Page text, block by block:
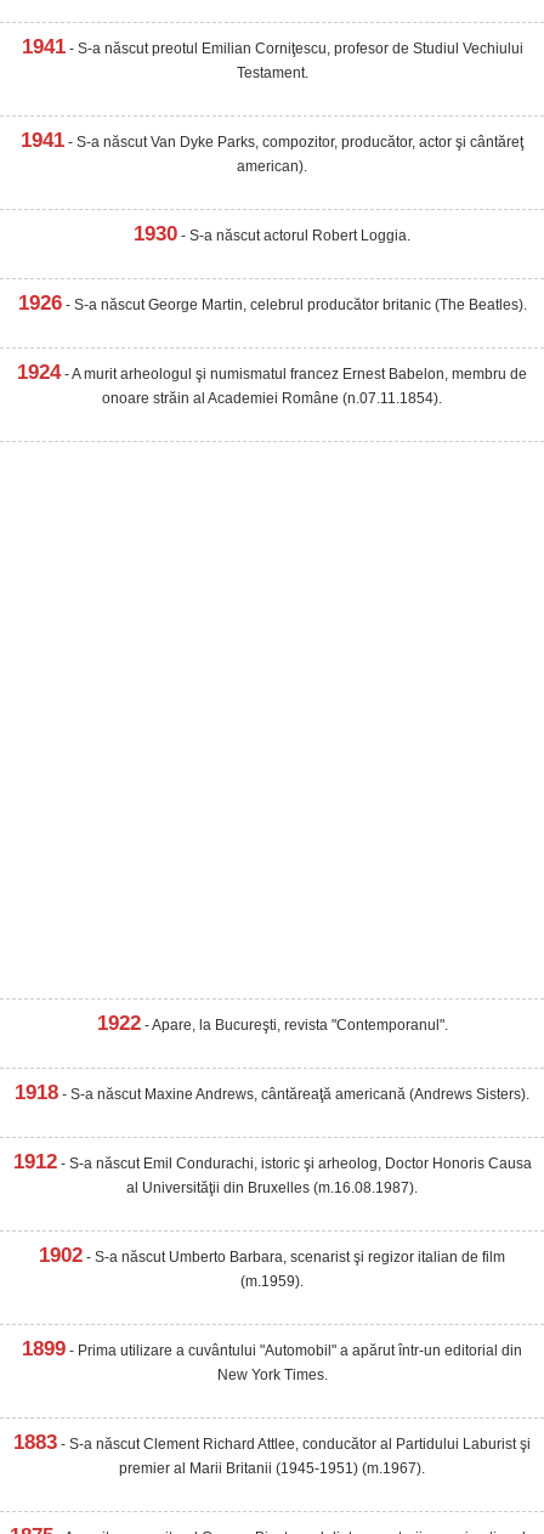
1941- S-a născut preotul Emilian Corniţescu, profesor de Studiul Vechiului
Testament.
1941 - S-a născut Van Dyke Parks, compozitor, producător, actor şi cântăreţ
american).
1930 - S-a născut actorul Robert Loggia.
1926- S-a născut George Martin, celebrul producător britanic (The Beatles).
1924- A murit arheologul şi numismatul francez Ernest Babelon, membru de
onoare străin al Academiei Române (n.07.11.1854).
1922- Apare, la Bucureşti, revista "Contemporanul".
1918 - S-a născut Maxine Andrews, cântăreaţă americană (Andrews Sisters).
1912- S-a născut Emil Condurachi, istoric şi arheolog, Doctor Honoris Causa
al Universităţii din Bruxelles (m.16.08.1987).
1902 - S-a născut Umberto Barbara, scenarist şi regizor italian de film
(m.1959).
1899 - Prima utilizare a cuvântului "Automobil" a apărut într-un editorial din
New York Times.
1883 - S-a născut Clement Richard Attlee, conducător al Partidului Laburist şi
premier al Marii Britanii (1945-1951) (m.1967).